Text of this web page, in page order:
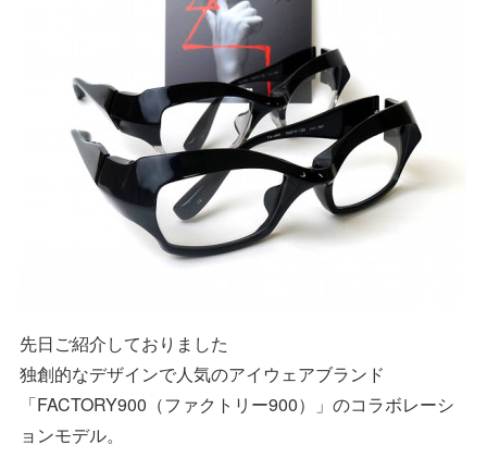
先日ご紹介しておりました
独創的なデザインで人気のアイウェアブランド
「FACTORY900（ファクトリー900）」のコラボレーシ
ョンモデル。